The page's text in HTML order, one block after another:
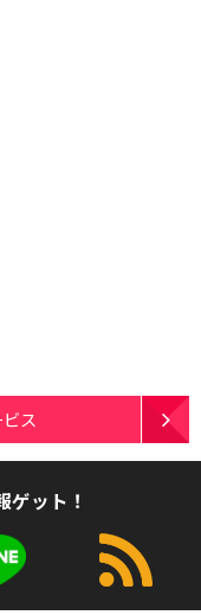
ス
ゲット！